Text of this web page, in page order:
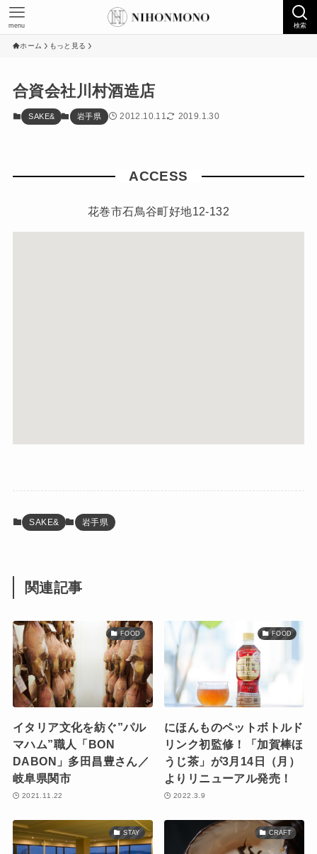
検索
menu
ホーム もっと見る
合資会社川村酒造店
SAKE& 岩手県 2012.10.11 2019.1.30
ACCESS
花巻市石鳥谷町好地12-132
SAKE& 岩手県
関連記事
FOOD
イタリア文化を紡ぐ”パル
マハム”職人「BON
DABON」多田昌豊さん／
岐阜県関市
2021.11.22
FOOD
にほんものペットボトルド
リンク初監修！「加賀棒ほ
うじ茶」が3月14日（月）
よりリニューアル発売！
2022.3.9
STAY CRAFT